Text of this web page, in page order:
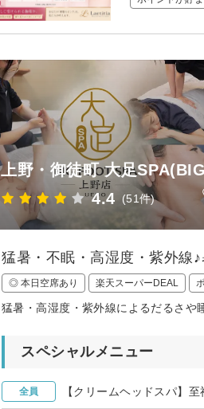
上野・御徒町 大足
4.4 (51件)
猛暑・不眠・高湿度・紫外線
◎ 本日空席あり 楽天スーパーDEAL
猛暑・高湿度・紫外線によるだるさや
スペシャルメニュー
全員 【クリームヘッドスパ】